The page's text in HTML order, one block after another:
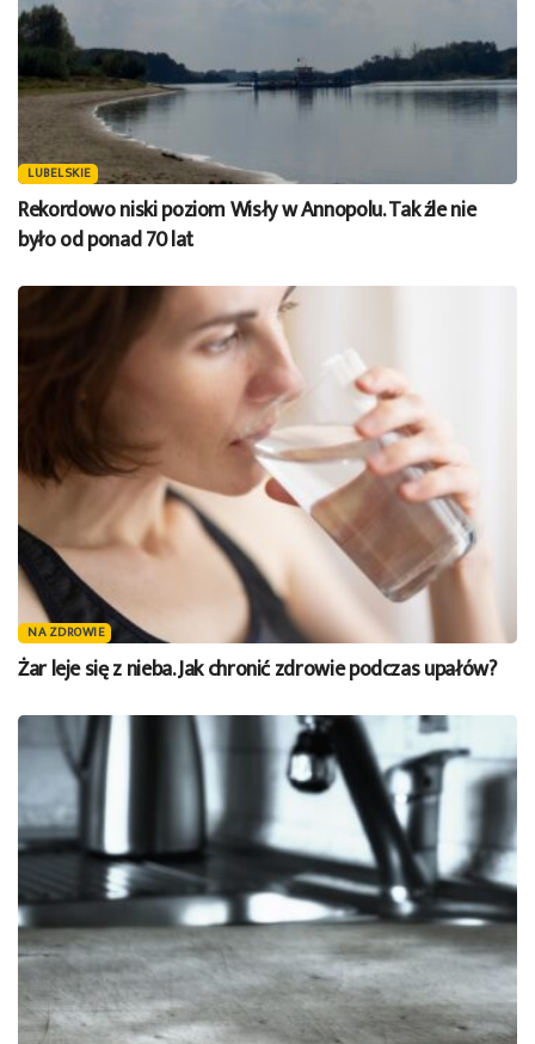
LUBELSKIE
Rekordowo niski poziom Wisły w Annopolu. Tak źle nie
było od ponad 70 lat
NA ZDROWIE
Żar leje się z nieba. Jak chronić zdrowie podczas upałów?